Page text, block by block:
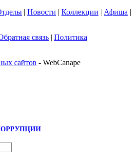
| Новости | Коллекции | Афиша |
связь | Политика
сайтов - WebCanape